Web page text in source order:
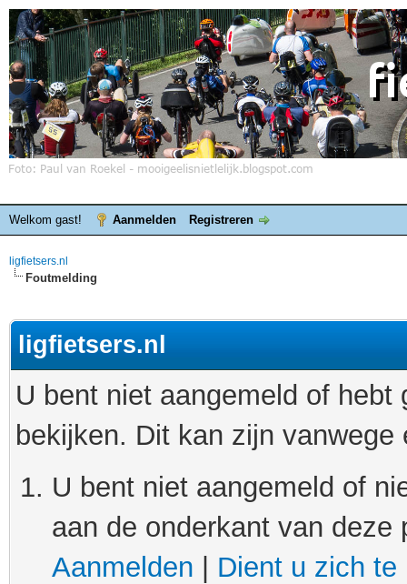
Welkom gast! Aanmelden Registreren
ligfietsers.nl
Foutmelding
ligfietsers.nl
U bent niet aangemeld of
bekijken. Dit kan zijn
U bent niet aangemeld of
aan de onderkant van
Aanmelden
Dient u zich te